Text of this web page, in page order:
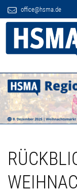
office@hsma.de